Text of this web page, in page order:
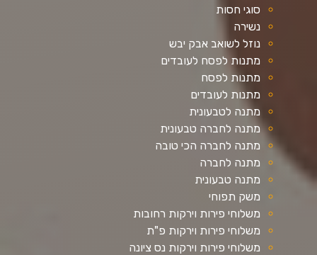
סוגי חסות
נשירה
נוזל לשואב אבק יבש
מתנות לפסח לעובדים
מתנות לפסח
מתנות לעובדים
מתנה לטבעונית
מתנה לחברה טבעונית
מתנה לחברה הכי טובה
מתנה לחברה
מתנה טבעונית
משק תפוחי
משלוחי פירות וירקות רחובות
משלוחי פירות וירקות פ"ת
משלוחי פירות וירקות נס ציונה